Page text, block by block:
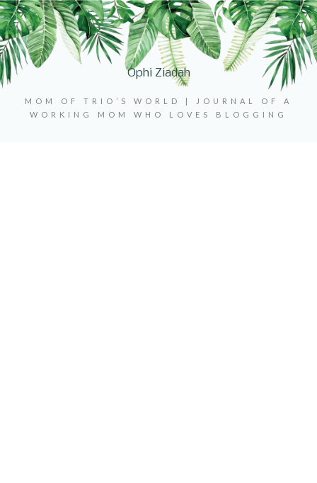
Ophi Ziadah
MOM OF TRIO’S WORLD | JOURNAL OF A
WORKING MOM WHO LOVES BLOGGING